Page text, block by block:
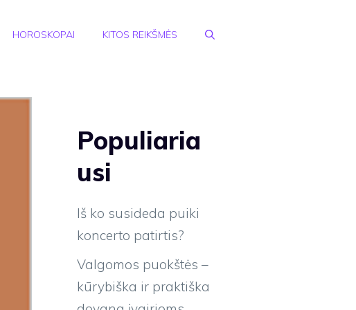
HOROSKOPAI KITOS REIKŠMĖS
Populiaria
usi
Iš ko susideda puiki
koncerto patirtis?
Valgomos puokštės –
kūrybiška ir praktiška